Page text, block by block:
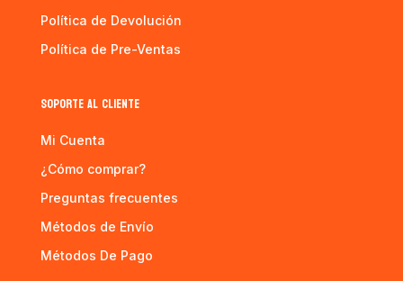
Política de Devolución
Política de Pre-Ventas
SOPORTE AL CLIENTE
Mi Cuenta
¿Cómo comprar?
Preguntas frecuentes
Métodos de Envío
Métodos De Pago